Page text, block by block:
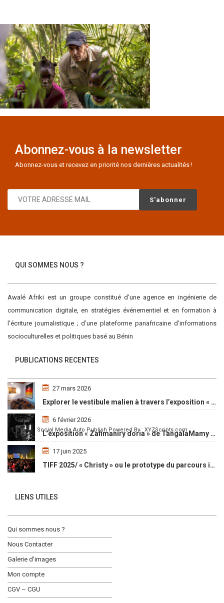
Abonnez-vous à la newsletter
Abonnez-vous et recevez en priorité nos dernières actualités !
QUI SOMMES NOUS ?
Awalé Afriki est un groupe constitué d’une agence en ingénierie de
communication digitale, en stratégies événementiel et en formation à
l’écriture journalistique ; d’une plateforme panafricaine d’informations
socioculturelles et politiques basé au Bénin
PUBLICATIONS RECENTES
27 mars 2026
Explorer le vestibule malien à travers l’exposition « Maaya Bulon »
6 février 2026
L’exposition « Zafimaniry doria » de TangalaMamy honore la mémoire d’un peuple malgache
17 juin 2025
TIFF 2025/ « Christy » ou le prototype du parcours initiatique
LIENS UTILES
Qui sommes nous ?
Nous Contacter
Galerie d’images
Mon compte
CGV – CGU
Social Media Auto Publish Powered By : XYZScripts.com